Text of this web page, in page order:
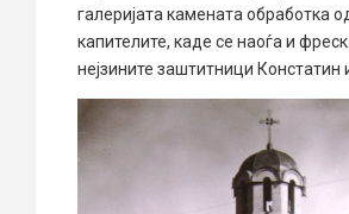
галеријата камената обработка
капителите, каде се наоѓа и
нејзините заштитници Констатин